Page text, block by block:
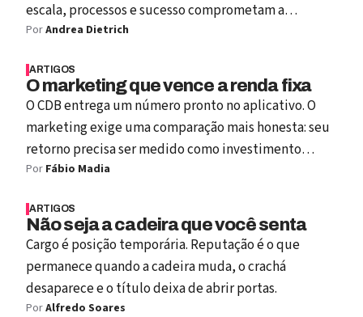
escala, processos e sucesso comprometam a
imaginação do futuro.
PorAndrea Dietrich
ARTIGOS
O marketing que vence a renda fixa
O CDB entrega um número pronto no aplicativo. O
marketing exige uma comparação mais honesta: seu
retorno precisa ser medido como investimento
capaz de criar valor.
Por Fábio Madia
ARTIGOS
Não seja a cadeira que você senta
Cargo é posição temporária. Reputação é o que
permanece quando a cadeira muda, o crachá
desaparece e o título deixa de abrir portas.
PorAlfredo Soares